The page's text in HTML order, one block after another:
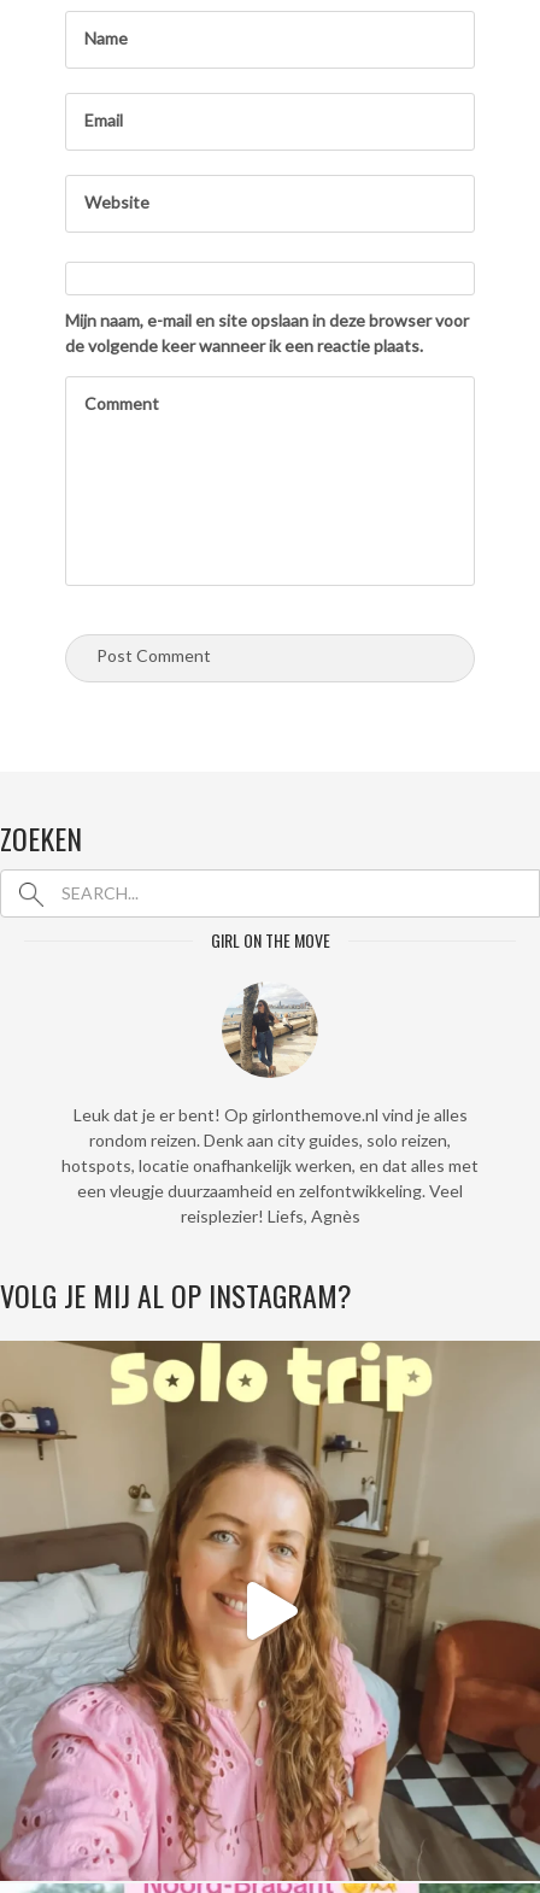
Mijn naam, e-mail en site opslaan in deze browser voor
de volgende keer wanneer ik een reactie plaats.
ZOEKEN
GIRL ON THE MOVE
Leuk dat je er bent! Op girlonthemove.nl vind je alles
rondom reizen. Denk aan city guides, solo reizen,
hotspots, locatie onafhankelijk werken, en dat alles met
een vleugje duurzaamheid en zelfontwikkeling. Veel
reisplezier! Liefs, Agnès
VOLG JE MIJ AL OP INSTAGRAM?